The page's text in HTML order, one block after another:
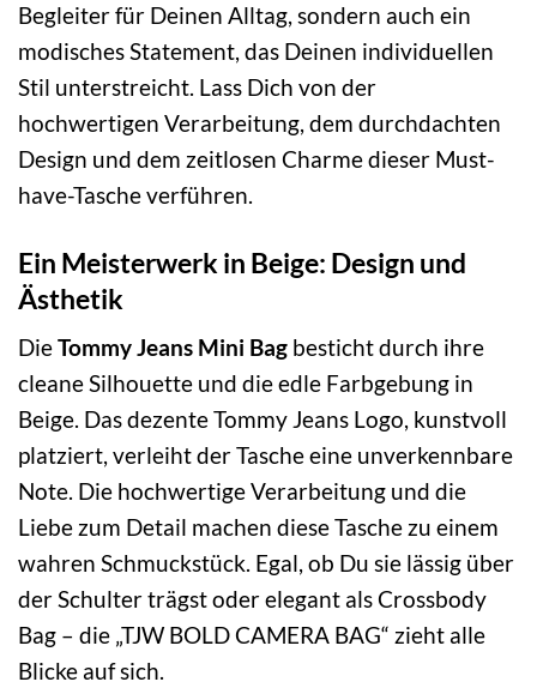
Begleiter für Deinen Alltag, sondern auch ein
modisches Statement, das Deinen individuellen
Stil unterstreicht. Lass Dich von der
hochwertigen Verarbeitung, dem durchdachten
Design und dem zeitlosen Charme dieser Must-
have-Tasche verführen.
Ein Meisterwerk in Beige: Design und
Ästhetik
DieTommy Jeans Mini Bag besticht durch ihre
cleane Silhouette und die edle Farbgebung in
Beige. Das dezente Tommy Jeans Logo, kunstvoll
platziert, verleiht der Tasche eine unverkennbare
Note. Die hochwertige Verarbeitung und die
Liebe zum Detail machen diese Tasche zu einem
wahren Schmuckstück. Egal, ob Du sie lässig über
der Schulter trägst oder elegant als Crossbody
Bag – die „TJW BOLD CAMERA BAG“ zieht alle
Blicke auf sich.